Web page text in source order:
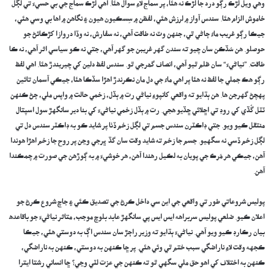
وهي ويل لڙڪ رڳو درد جا لڙڪ نه هئا، پر سماج لاءِ سوال هئا. اهي لڙڪ سماج جي بي حسيءَ تي لڳل
خاموش الزام هئا. سندس آواز ۾ لرزش هئي، لفظن ۾ سِسڪيون هيون ۽ نگاهن ۾ اها بي وسي هئي،
جيڪا رڳو غريب ماءُ ڄاڻي ٿي، جنهن وٽ نه طاقت آهي، نه سفارش، نه وڏا دروازا کڙڪائڻ جو
حوصلو. هن سُڏڪن سان چيو ته سندن گهر غريبن جو گهر آهي، جتي نه ڪو سياسي اثر آهي، نه ڪا
طاقت. ”نياڻيءَ“ سان ظلم ٿيو آهي، انصاف گھرجي ٿو. سندس لفظ دلين کي چيريندڙ هئا. اهي لفظ
رڳو هڪ جملي جا لفظ نه هئا پر اهي ماءُ جي دل مان نڪرندڙ اهڙا سڏڪا هئا، جيڪي آسمان تائين
پهچڻ گهرجن ها. هن ٻڌايو ته واقعي کانپوءِ نياڻي رت ۾ ٻڏل، زخمي حالت ۾ واپس ملي، ڄڻ ڪنهن
ٽٽل گُڏي کي روڊ تي اڇلائي ڇڏيو هجي. رت ۾ ٻڏل زخمي نياڻيءَ کي بنا دير سانگهڙ سول اسپتال
منتقل ڪيو ويو. جتي ڊاڪٽرن سندس جسم تي لڳل زخم ڏٺا پر شايد ڪو به ڊاڪٽر سندس دل تي
لڳل زخم ڏسي نه سگهيو. جسم جا زخم ته شايد وقت سان گڏ ڀرجي وڃن پر روح جا زخم اهڙا هوندا
آهن، جيڪي هر مُرڪ جي پويان به لڪيل رهندا آهن، هر خوشيءَ ۾ به ڳوڙهن جي صورت ۾ چمڪندا
آهن.
پوليس شروعاتي طور تي واقعي جي اين سي داخل ڪرڻ جي تصديق ڪئي ۽ جاچ شروع ڪرڻ جو
اعلان ڪيو. ضلعي پوليس سربراهه ايس ايس پي سانگهڙ عابد بلوچ موجب، متاثر نياڻيءَ جو باقاعده
بيان رڪارڊ ڪيو ويو آهي. نياڻيءَ ٻڌايو ته وزير راڄڙ سان سندس اڳ به دوستي هئي، جيڪا
ڪجهه وقت لاءِ ناراضگي سبب ختم ٿي وئي هئي. پر ڇا ڪنهن به دوستي، ڪنهن به ناراضگي،
ڪنهن به اختلاف کي اهو حق ملي سگهي ٿو ته ڪنهن جي عزت لٽي وڃي؟ ڇا انساني رشتا ايترا